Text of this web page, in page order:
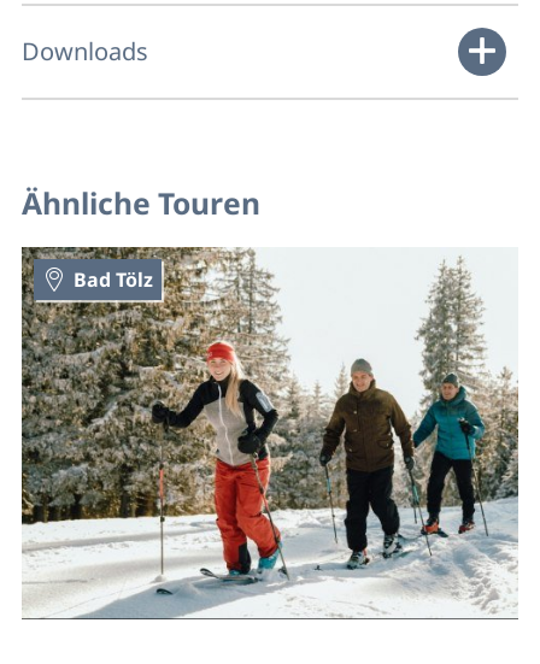
Downloads
Ähnliche Touren
Bad Tölz